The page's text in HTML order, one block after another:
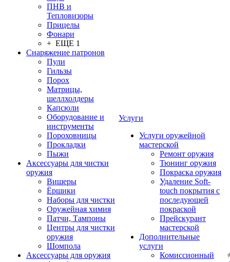
ПНВ и
Тепловизоры
Прицелы
Фонари
+ ЕЩЕ 1
Снаряжение патронов
Пули
Гильзы
Порох
Матрицы,
шеллхолдеры
Капсюли
Оборудование и
инструменты
Пороховницы
Прокладки
Пыжи
Аксессуары для чистки
оружия
Вишеры
Ёршики
Наборы для чистки
Оружейная химия
Патчи, Тампоны
Центры для чистки
оружия
Шомпола
Аксессуары для оружия
Услуги
Услуги оружейной
мастерской
Ремонт оружия
Тюнинг оружия
Покраска оружия
Удаление Soft-
touch покрытия с
последующей
покраской
Прейскурант
мастерской
Дополнительные
услуги
Комиссионный